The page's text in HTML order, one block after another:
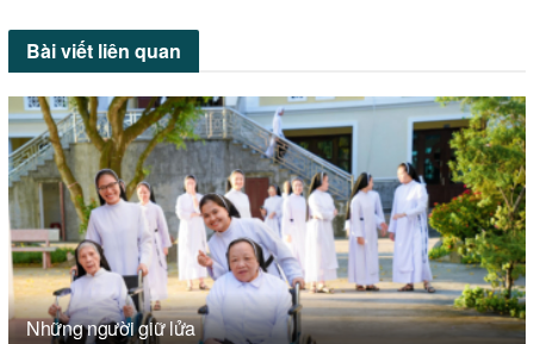
Bài viết liên quan
Những người giữ lửa